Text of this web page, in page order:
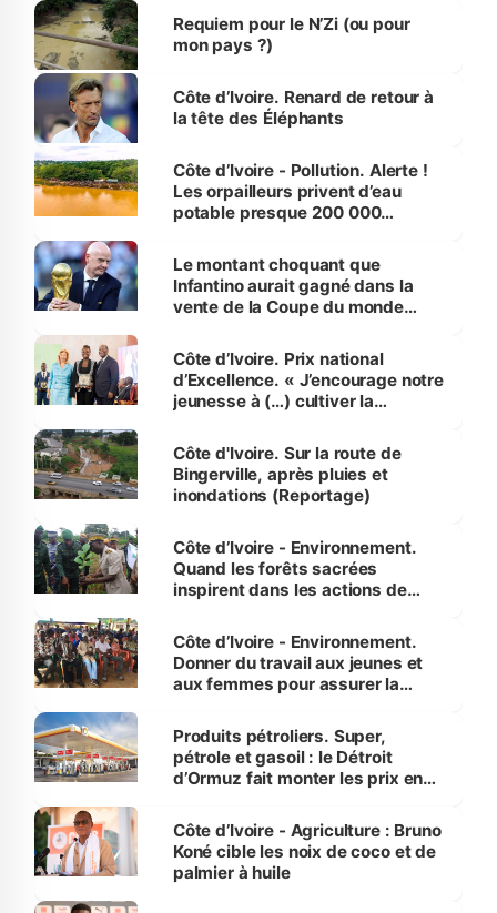
Requiem pour le N’Zi (ou pour
mon pays ?)
Côte d’Ivoire. Renard de retour à
la tête des Éléphants
Côte d’Ivoire - Pollution. Alerte !
Les orpailleurs privent d’eau
potable presque 200 000
Le montant choquant que
Infantino aurait gagné dans la
vente de la Coupe du monde
Côte d’Ivoire. Prix national
d’Excellence. « J’encourage notre
jeunesse à (…) cultiver la
(Alassane Ouattara
Côte d'Ivoire. Sur la route de
Bingerville, après pluies et
inondations (Reportage)
Côte d’Ivoire - Environnement.
Quand les forêts sacrées
inspirent dans les actions de
Côte d’Ivoire - Environnement.
Donner du travail aux jeunes et
aux femmes pour assurer la
menacées
Produits pétroliers. Super,
pétrole et gasoil : le Détroit
d’Ormuz fait monter les prix en
Côte d’Ivoire - Agriculture : Bruno
Koné cible les noix de coco et de
palmier à huile